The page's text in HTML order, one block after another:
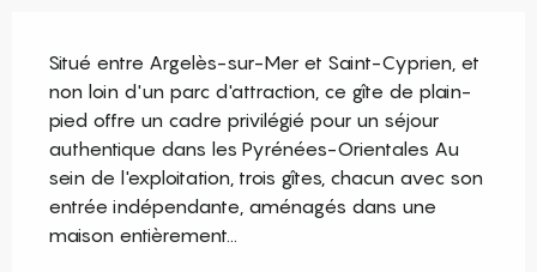
Situé entre Argelès-sur-Mer et Saint-Cyprien, et
non loin d'un parc d'attraction, ce gîte de plain-
pied offre un cadre privilégié pour un séjour
authentique dans les Pyrénées-Orientales Au
sein de l'exploitation, trois gîtes, chacun avec son
entrée indépendante, aménagés dans une
maison entièrement...